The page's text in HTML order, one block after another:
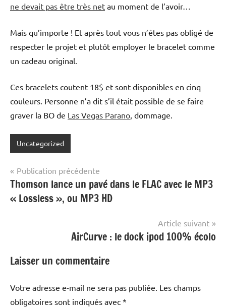
ne devait pas être très net au moment de l’avoir…
Mais qu’importe ! Et après tout vous n’êtes pas obligé de
respecter le projet et plutôt employer le bracelet comme
un cadeau original.
Ces bracelets coutent 18$ et sont disponibles en cinq
couleurs. Personne n’a dit s’il était possible de se faire
graver la BO de Las Vegas Parano , dommage.
Uncategorized
Navigation
de
l’article
Publication précédente
Thomson lance un pavé dans le FLAC avec le MP3
« Lossless », ou MP3 HD
Article suivant
AirCurve : le dock ipod 100% écolo
Laisser un commentaire
Votre adresse e-mail ne sera pas publiée. Les champs
obligatoires sont indiqués avec *